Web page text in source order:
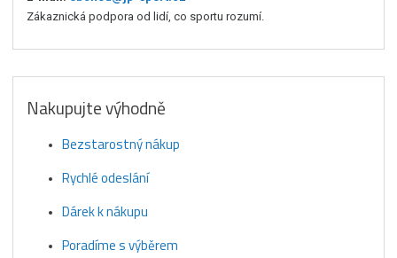
Zákaznická podpora od lidí, co sportu rozumí.
Nakupujte výhodně
Bezstarostný nákup
Rychlé odeslání
Dárek k nákupu
Poradíme s výběrem